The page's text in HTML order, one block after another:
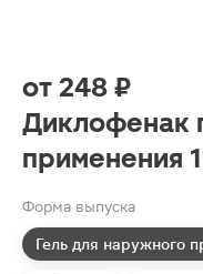
от 248 ₽
Диклофенак
применения
Форма выпуска
Гель для наружного